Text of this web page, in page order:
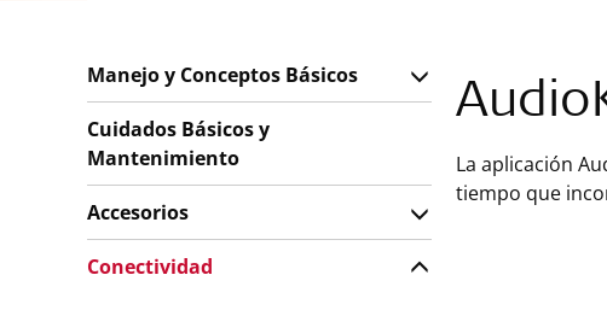
La aplicación
tiempo que
Manejo y Conceptos Básicos
Cuidados Básicos y
Mantenimiento
Accesorios
Conectividad